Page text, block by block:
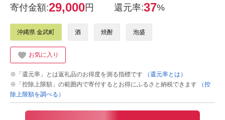
寄付金額:29,000円 還元率:37%
沖縄県 金武町 酒 焼酎 泡盛
お気に入り
※「還元率」とは返礼品のお得度を測る指標です
（還元率とは）
※「控除上限額」の範囲内で寄付するとお得にふるさと納税できます
（控
除上限額を調べる）